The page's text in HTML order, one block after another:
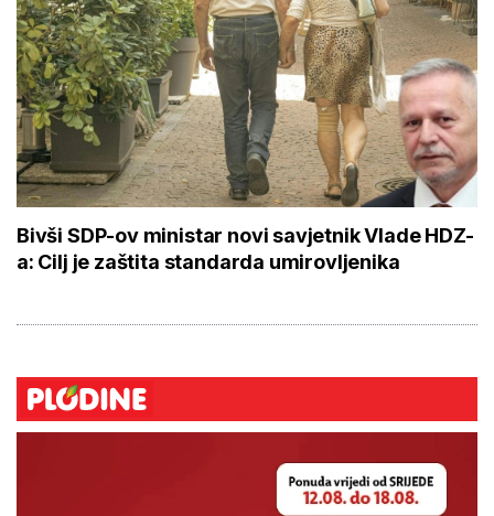
Bivši SDP-ov ministar novi savjetnik Vlade HDZ-
a: Cilj je zaštita standarda umirovljenika